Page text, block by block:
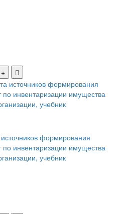
источников формирования
инвентаризации имущества
учебник